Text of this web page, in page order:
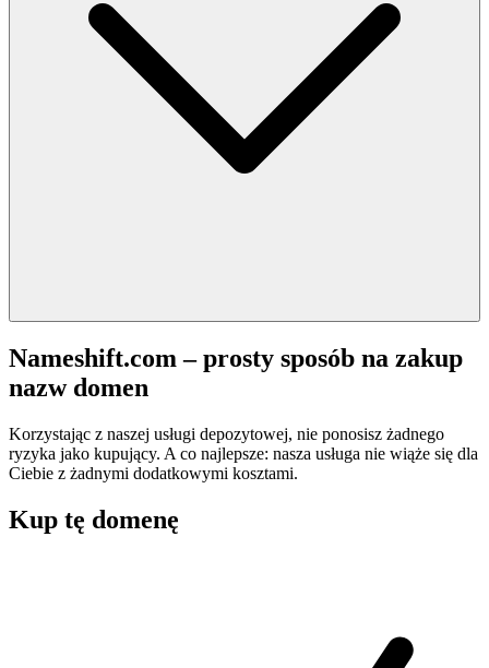
Nameshift.com – prosty sposób na zakup
nazw domen
Korzystając z naszej usługi depozytowej, nie ponosisz żadnego
ryzyka jako kupujący. A co najlepsze: nasza usługa nie wiąże się dla
Ciebie z żadnymi dodatkowymi kosztami.
Kup tę domenę